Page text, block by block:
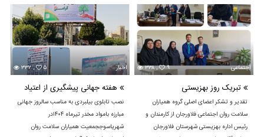
۳۳۸ , ۹ اجتماعی
تبریک روز بهزیستی
تقدیر و تشکر اعضای اصلی گروه همیاران
سلامت روان اجتماعی فلاورجان از کارمندان و
رئیس اداره بهزیستی شهرستان فلاورجان
۳۳۲ , ۵ اخبار
هفته جهانی پیشگیری از اعتیاد
نصب تابلوی بیلبردی به مناسب سالروز جهانی
مبارزه بامواد مخدر تیرماه ۱۴۰۴در
شهریاسوججمعیت همیاران سلامت روان